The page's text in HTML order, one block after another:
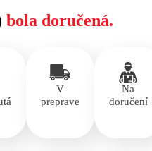
bola doručená.
V
preprave
Na
doručení